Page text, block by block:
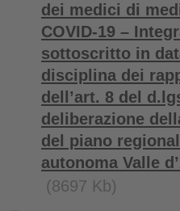
dei medici di
COVID-19 –
sottoscritto in
disciplina dei
dell’art. 8 del
deliberazione
del piano
autonoma Valle
(8697 Kb)